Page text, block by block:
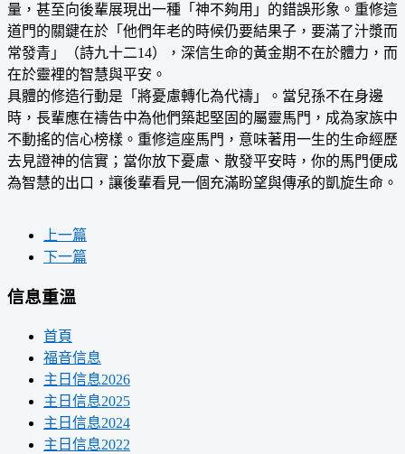
量，甚至向後輩展現出一種「神不夠用」的錯誤形象。重修這
道門的關鍵在於「他們年老的時候仍要結果子，要滿了汁漿而
常發青」（詩九十二14），深信生命的黃金期不在於體力，而
在於靈裡的智慧與平安。
具體的修造行動是「將憂慮轉化為代禱」。當兒孫不在身邊
時，長輩應在禱告中為他們築起堅固的屬靈馬門，成為家族中
不動搖的信心榜樣。重修這座馬門，意味著用一生的生命經歷
去見證神的信實；當你放下憂慮、散發平安時，你的馬門便成
為智慧的出口，讓後輩看見一個充滿盼望與傳承的凱旋生命。
上一篇
下一篇
信息重溫
首頁
福音信息
主日信息2026
主日信息2025
主日信息2024
主日信息2022